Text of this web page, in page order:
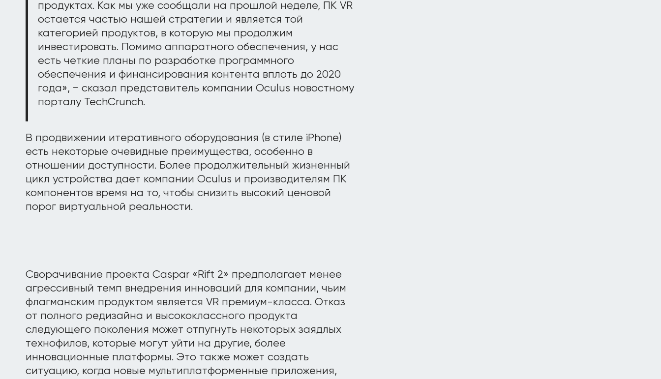
продуктах. Как мы уже сообщали на прошлой неделе, ПК VR
остается частью нашей стратегии и является той
категорией продуктов, в которую мы продолжим
инвестировать. Помимо аппаратного обеспечения, у нас
есть четкие планы по разработке программного
обеспечения и финансирования контента вплоть до 2020
года», − сказал представитель компании Oculus новостному
порталу TechCrunch.
В продвижении итеративного оборудования (в стиле iPhone)
есть некоторые очевидные преимущества, особенно в
отношении доступности. Более продолжительный жизненный
цикл устройства дает компании Oculus и производителям ПК
компонентов время на то, чтобы снизить высокий ценовой
порог виртуальной реальности.
Сворачивание проекта Caspar «Rift 2» предполагает менее
агрессивный темп внедрения инноваций для компании, чьим
флагманским продуктом является VR премиум-класса. Отказ
от полного редизайна и высококлассного продукта
следующего поколения может отпугнуть некоторых заядлых
технофилов, которые могут уйти на другие, более
инновационные платформы. Это также может создать
ситуацию, когда новые мультиплатформенные приложения,